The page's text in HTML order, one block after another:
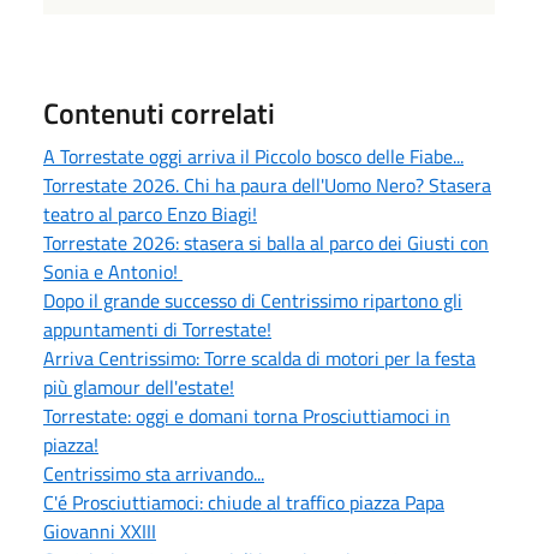
Contenuti correlati
A Torrestate oggi arriva il Piccolo bosco delle Fiabe...
Torrestate 2026. Chi ha paura dell'Uomo Nero? Stasera
teatro al parco Enzo Biagi!
Torrestate 2026: stasera si balla al parco dei Giusti con
Sonia e Antonio!
Dopo il grande successo di Centrissimo ripartono gli
appuntamenti di Torrestate!
Arriva Centrissimo: Torre scalda di motori per la festa
più glamour dell'estate!
Torrestate: oggi e domani torna Prosciuttiamoci in
piazza!
Centrissimo sta arrivando...
C'é Prosciuttiamoci: chiude al traffico piazza Papa
Giovanni XXIII